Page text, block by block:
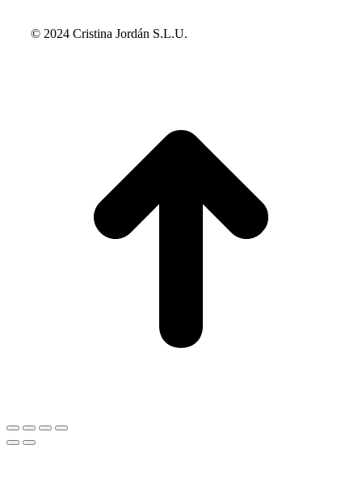
© 2024 Cristina Jordán S.L.U.